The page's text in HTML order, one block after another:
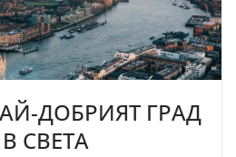
ДОБРИЯТ ГРАД
СВЕТА